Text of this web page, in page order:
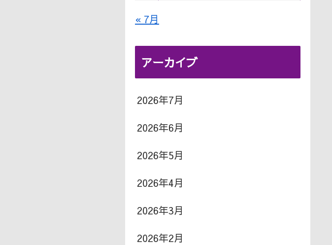
« 7月
アーカイブ
2026年7月
2026年6月
2026年5月
2026年4月
2026年3月
2026年2月